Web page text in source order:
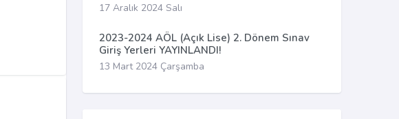
17 Aralık 2024 Salı
2023-2024 AÖL (Açık Lise) 2. Dönem Sınav
Giriş Yerleri YAYINLANDI!
13 Mart 2024 Çarşamba